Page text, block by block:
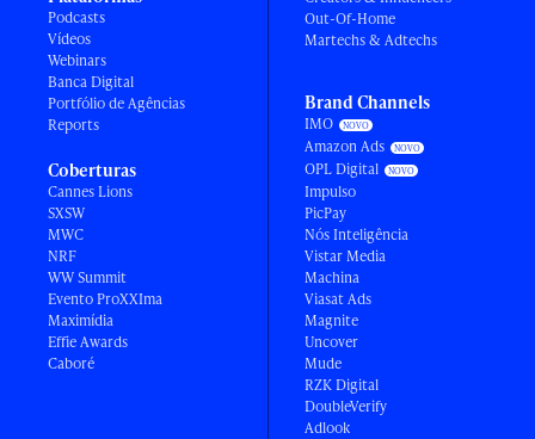
Podcasts
Vídeos
Webinars
Banca Digital
Portfólio de Agências
Reports
Coberturas
Cannes Lions
SXSW
MWC
NRF
WW Summit
Evento ProXXIma
Maximídia
Effie Awards
Caboré
Out-Of-Home
Martechs & Adtechs
Brand Channels
IMO
Amazon Ads
OPL Digital
Impulso
PicPay
Nós Inteligência
Vistar Media
Machina
Viasat Ads
Magnite
Uncover
Mude
RZK Digital
DoubleVerify
Adlook